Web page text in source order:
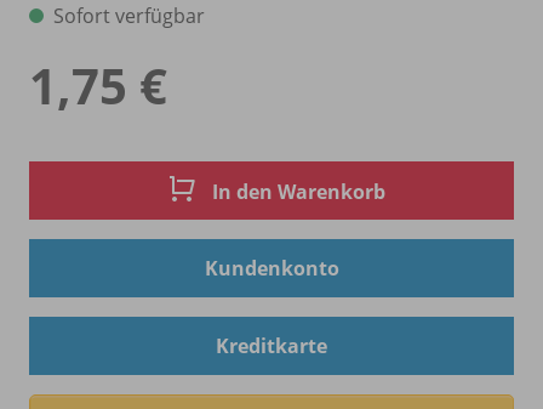
Sofort verfügbar
1,75 €
In den Warenkorb
Kundenkonto
Kreditkarte